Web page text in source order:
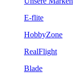
E-flite
HobbyZone
RealFlight
Blade